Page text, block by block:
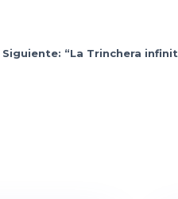
Siguiente: “La Trinchera